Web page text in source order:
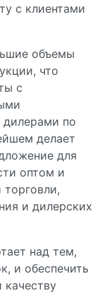
с клиентами
объемы
что
с
по
делает
для
оптом и
и дилерских
над тем,
и обеспечить